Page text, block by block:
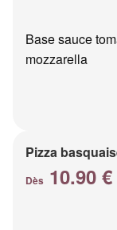
Base sauce
mozzarella
Pizza
Dès 10.90 €